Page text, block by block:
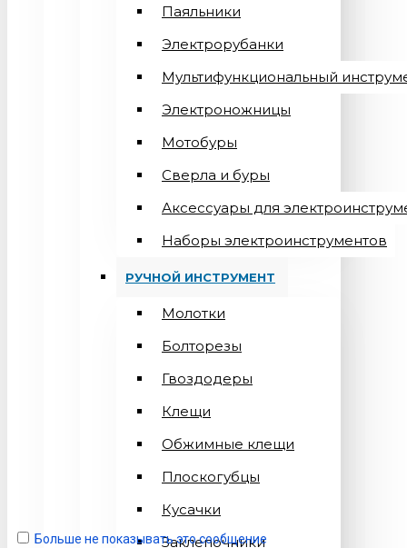
Паяльники
Электрорубанки
Мультифункциональный
Электроножницы
Мотобуры
Сверла и буры
Аксессуары для
Наборы электроинструментов
РУЧНОЙ ИНСТРУМЕНТ
Молотки
Болторезы
Гвоздодеры
Клещи
Обжимные клещи
Плоскогубцы
Кусачки
Заклепочники
Больше не показывать это сообщение